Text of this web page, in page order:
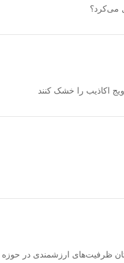
اکاذیب را خشک کنند
ظرفیت‌های ارزشمندی در